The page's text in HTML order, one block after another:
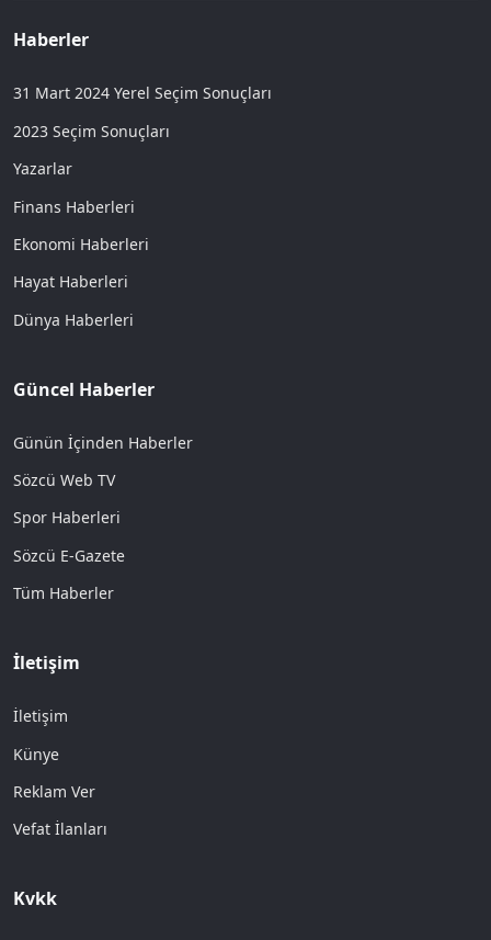
Haberler
31 Mart 2024 Yerel Seçim Sonuçları
2023 Seçim Sonuçları
Yazarlar
Finans Haberleri
Ekonomi Haberleri
Hayat Haberleri
Dünya Haberleri
Güncel Haberler
Günün İçinden Haberler
Sözcü Web TV
Spor Haberleri
Sözcü E-Gazete
Tüm Haberler
İletişim
İletişim
Künye
Reklam Ver
Vefat İlanları
Kvkk